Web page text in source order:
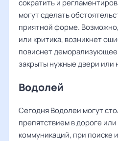
сократить и
могут сделать
приятной форме.
или критика, возникнет
повиснет
закрыты нужные двери или
Водолей
Сегодня Водолеи могут
препятствием в дороге
коммуникаций, при поиске